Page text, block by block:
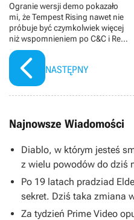
Ogranie wersji demo pokazało
mi, że Tempest Rising nawet nie
próbuje być czymkolwiek więcej
niż wspomnieniem po C&C i Red
Alercie
NASTĘPNY
Najnowsze Wiadomości
Diablo, w którym jesteś
z wielu powodów do dziś
Po 19 latach pradziad
sekret. Dziś taka zmiana
Za tydzień Prime Video